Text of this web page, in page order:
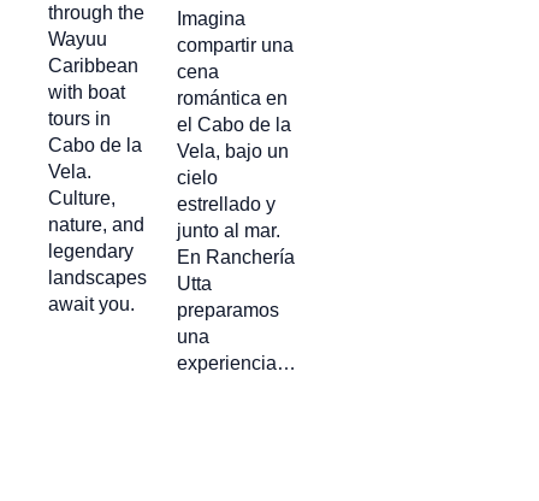
through the
Wayuu
Caribbean
with boat
tours in
Cabo de la
Vela.
Culture,
nature, and
legendary
landscapes
await you.
Imagina
compartir una
cena
romántica en
el Cabo de la
Vela, bajo un
cielo
estrellado y
junto al mar.
En Ranchería
Utta
preparamos
una
experiencia…